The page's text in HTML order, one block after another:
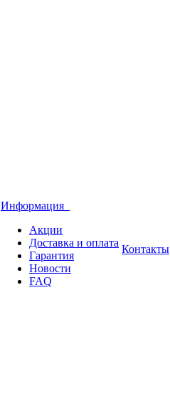
Информация
Акции
Доставка и оплата
Гарантия
Новости
FAQ
Контакты